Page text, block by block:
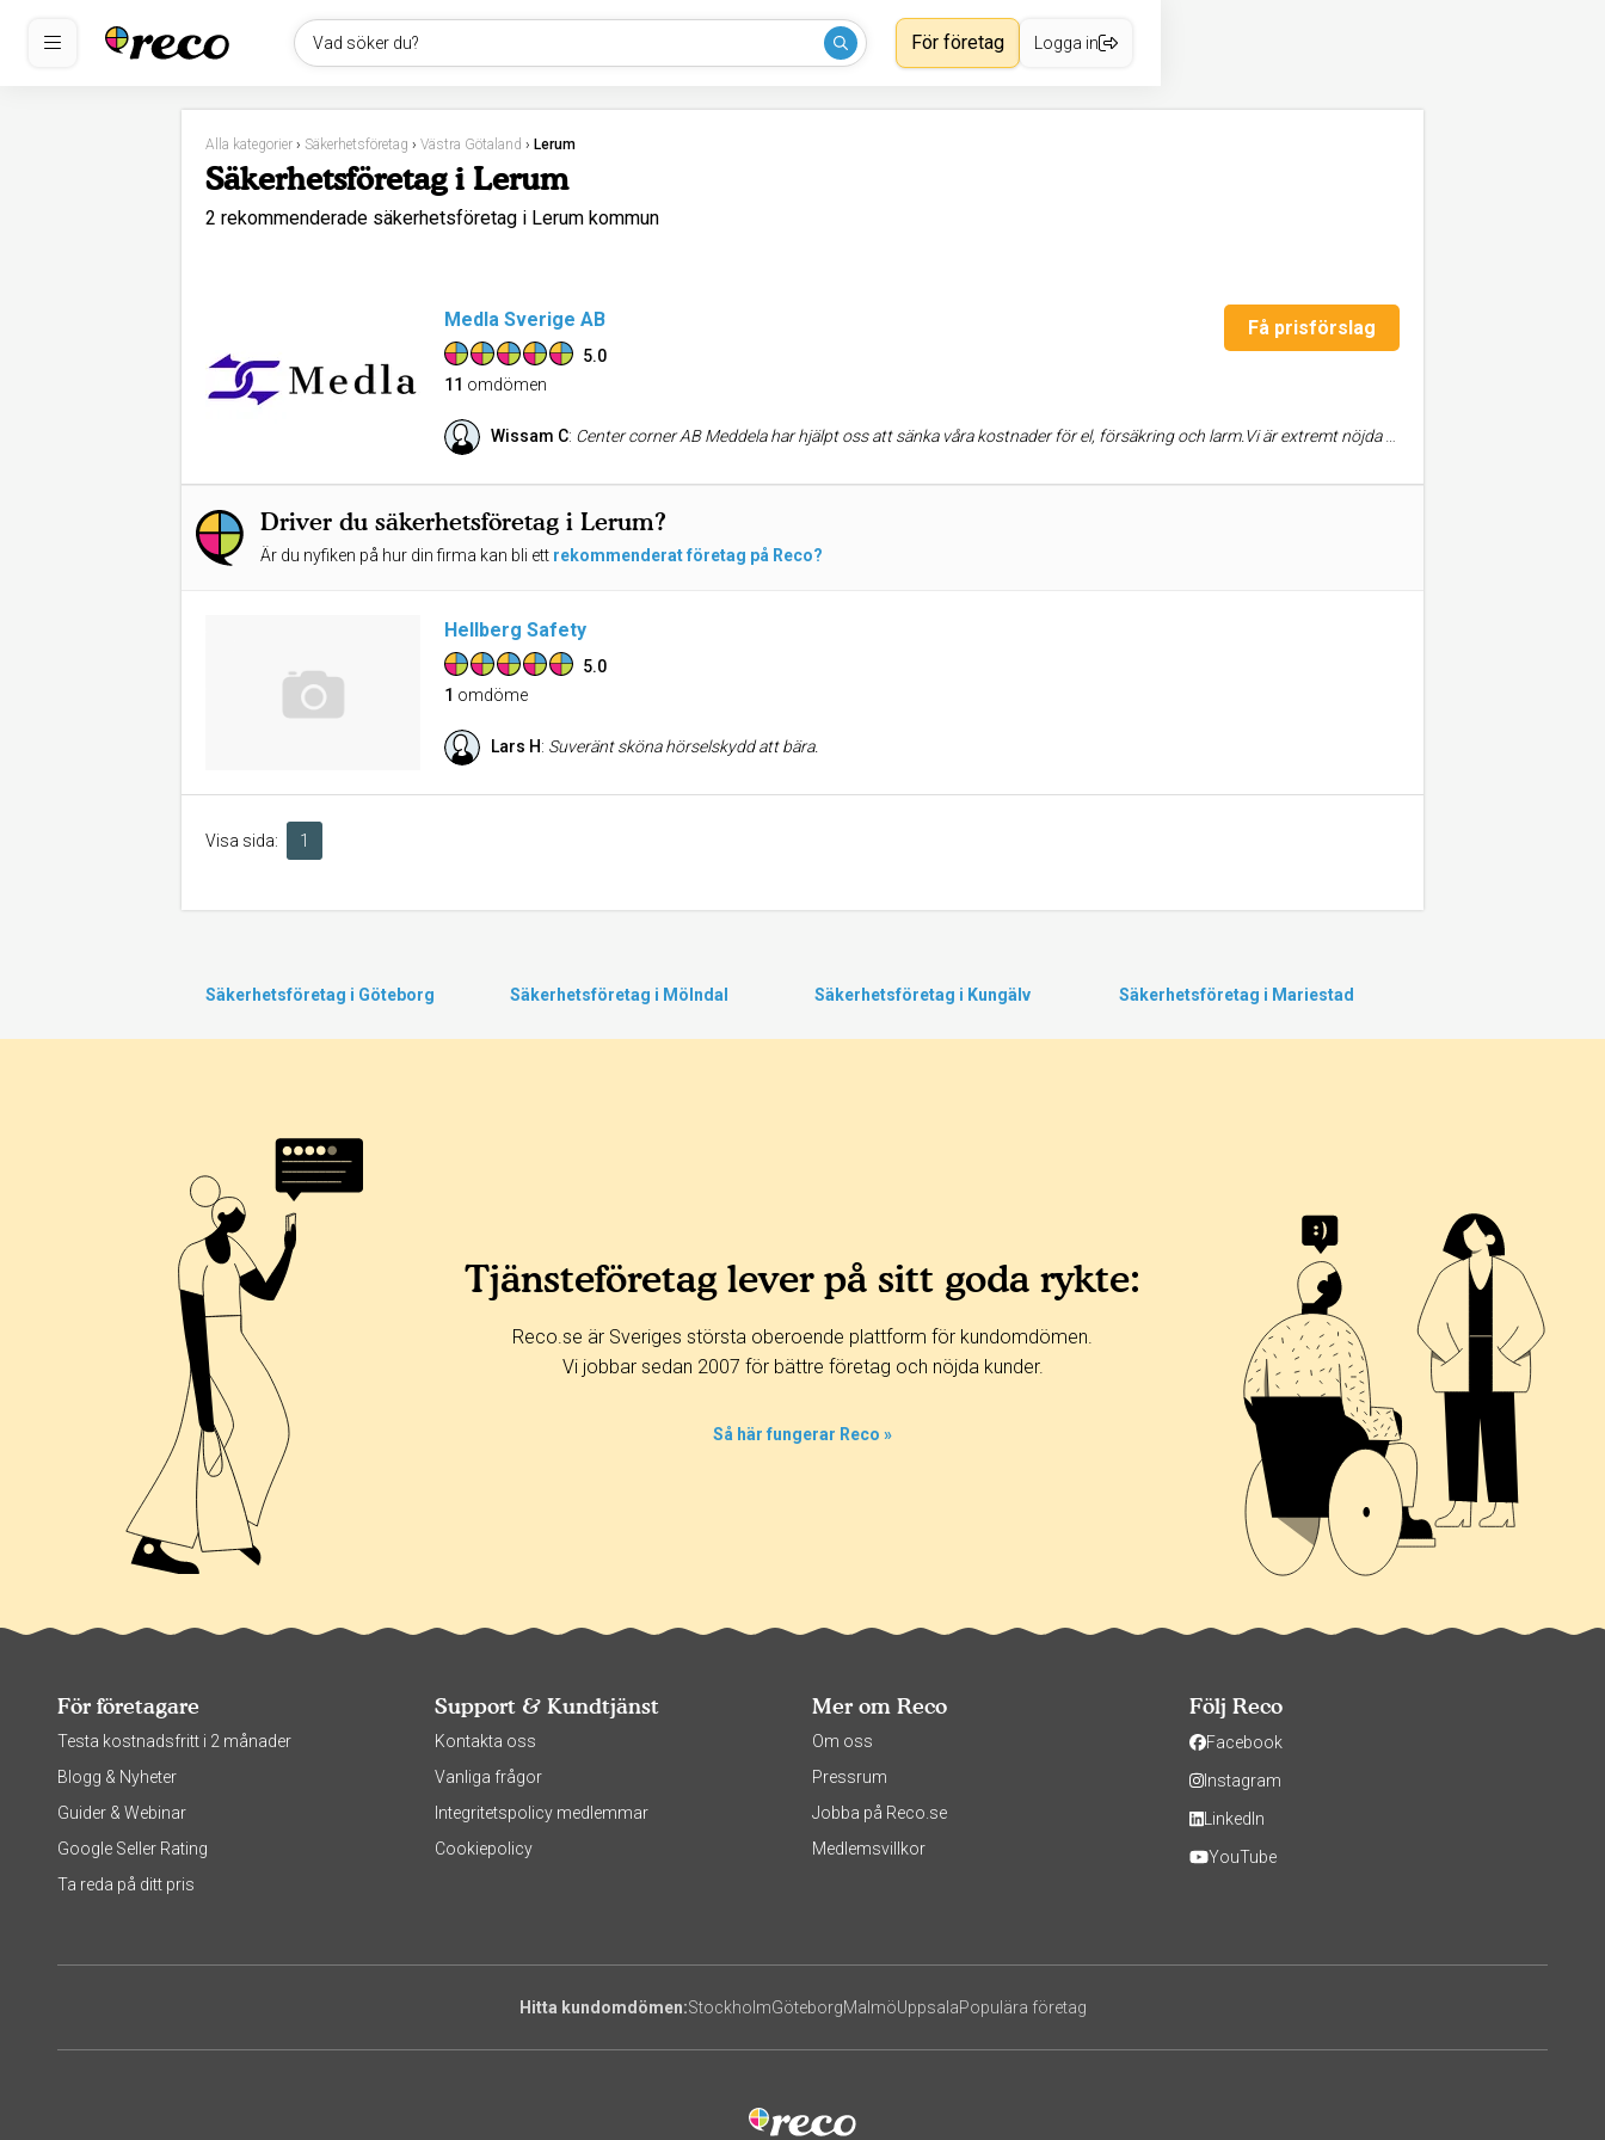
Vad söker du? För företag Logga in
Alla kategorier › Säkerhetsföretag › Västra Götaland › Lerum
Säkerhetsföretag i Lerum
2 rekommenderade säkerhetsföretag i Lerum kommun
Medla Sverige AB
5.0
11 omdömen
Få prisförslag
Wissam C: Center corner AB Meddela har hjälpt oss att sänka våra kostnader för el, försäkring och larm.Vi är extremt nöjda med deras service och kan varmt rekommendera dem!
Driver du säkerhetsföretag i Lerum?
Är du nyfiken på hur din firma kan bli ett rekommenderat företag på Reco?
Hellberg Safety
5.0
1 omdöme
Lars H: Suveränt sköna hörselskydd att bära.
Visa sida: 1
Säkerhetsföretag i Göteborg Säkerhetsföretag i Mölndal Säkerhetsföretag i Kungälv Säkerhetsföretag i Mariestad
Tjänsteföretag lever på sitt goda rykte:
Reco.se är Sveriges största oberoende plattform för kundomdömen.
Vi jobbar sedan 2007 för bättre företag och nöjda kunder.
Så här fungerar Reco »
För företagare
Testa kostnadsfritt i 2 månader
Blogg & Nyheter
Guider & Webinar
Google Seller Rating
Ta reda på ditt pris
Support & Kundtjänst
Kontakta oss
Vanliga frågor
Integritetspolicy medlemmar
Cookiepolicy
Mer om Reco
Om oss
Pressrum
Jobba på Reco.se
Medlemsvillkor
Följ Reco
Facebook
Instagram
LinkedIn
YouTube
Hitta kundomdömen:StockholmGöteborgMalmöUppsalaPopulära företag